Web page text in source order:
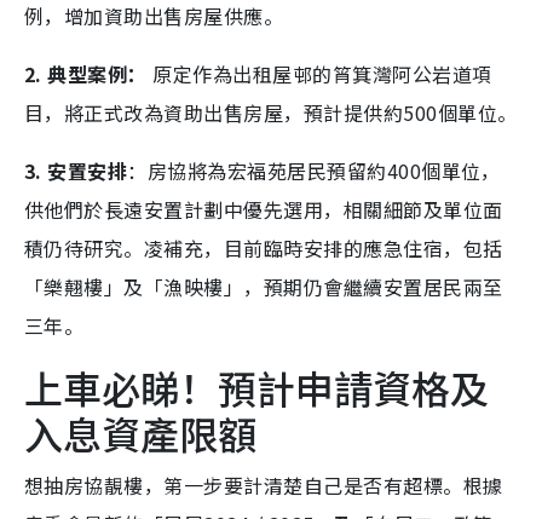
例，增加資助出售房屋供應。
2. 典型案例：
原定作為出租屋邨的筲箕灣阿公岩道項
目，將正式改為資助出售房屋，預計提供約500個單位。
3. 安置安排：房協將為宏福苑居民預留約400個單位，
供他們於長遠安置計劃中優先選用，相關細節及單位面
積仍待研究。凌補充，目前臨時安排的應急住宿，包括
「樂翹樓」及「漁映樓」，預期仍會繼續安置居民兩至
三年。
上車必睇！預計申請資格及
入息資產限額
想抽房協靚樓，第一步要計清楚自己是否有超標。根據